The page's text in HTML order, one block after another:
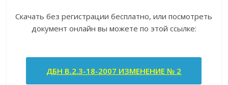
Скачать без регистрации бесплатно, или посмотреть
документ онлайн вы можете по этой ссылке:
ДБН В.2.3-18-2007 ИЗМЕНЕНИЕ № 2